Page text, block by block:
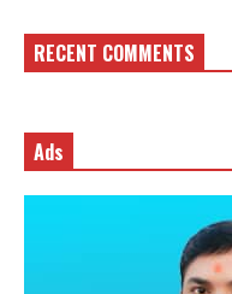
RECENT COMMENTS
Ads